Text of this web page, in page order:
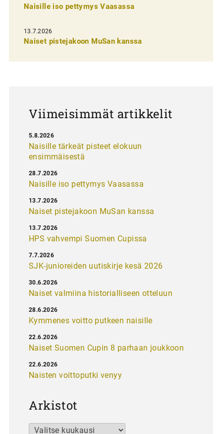
n
e
Naisille iso pettymys Vaasassa
13.7.2026
Naiset pistejakoon MuSan kanssa
Viimeisimmät artikkelit
Naisille tärkeät pisteet elokuun
ensimmäisestä
5.8.2026
Naisille iso pettymys Vaasassa
28.7.2026
Naiset pistejakoon MuSan kanssa
13.7.2026
HPS vahvempi Suomen Cupissa
13.7.2026
SJK-junioreiden uutiskirje kesä 2026
7.7.2026
Naiset valmiina historialliseen otteluun
30.6.2026
Kymmenes voitto putkeen naisille
28.6.2026
Naiset Suomen Cupin 8 parhaan joukkoon
22.6.2026
Naisten voittoputki venyy
22.6.2026
Arkistot
Arkistot